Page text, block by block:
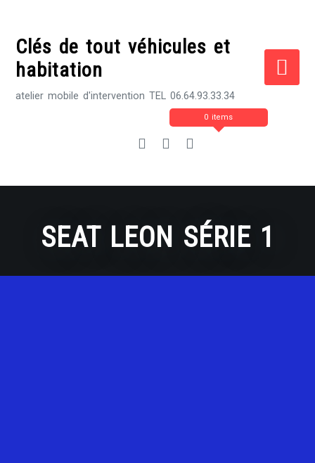
contentClés de tout véhicules et
habitation
atelier mobile d'intervention TEL 06.64.93.33.34
0 items
SEAT LEON SÉRIE 1